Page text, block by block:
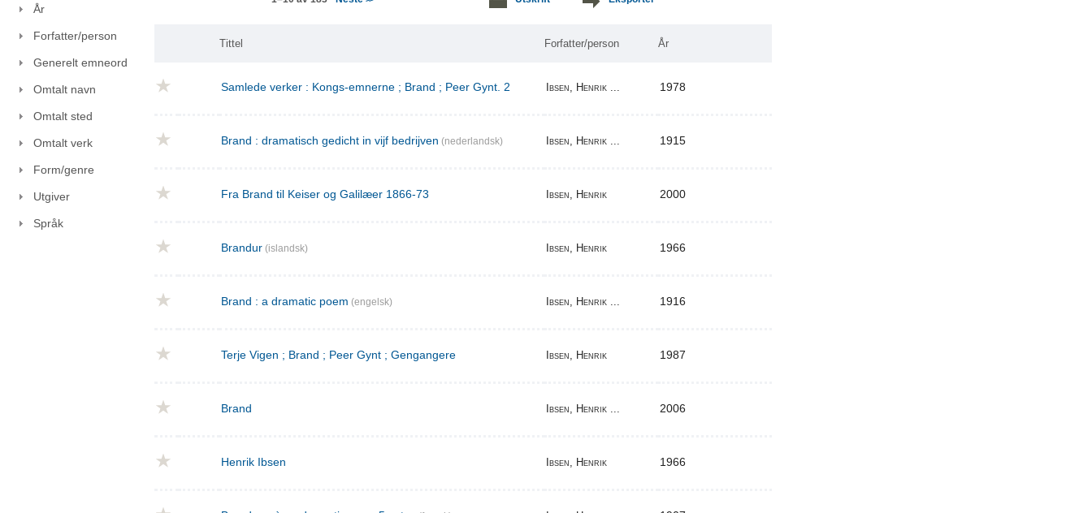
År
Forfatter/person
Generelt emneord
Omtalt navn
Omtalt sted
Omtalt verk
Form/genre
Utgiver
Språk
Tittel Forfatter/person År
Samlede verker : Kongs-emnerne ; Brand ; Peer Gynt. 2 Ibsen, Henrik ... 1978
Brand : dramatisch gedicht in vijf bedrijven (nederlandsk) Ibsen, Henrik ... 1915
Fra Brand til Keiser og Galilæer 1866-73 Ibsen, Henrik 2000
Brandur (islandsk) Ibsen, Henrik 1966
Brand : a dramatic poem (engelsk) Ibsen, Henrik ... 1916
Terje Vigen ; Brand ; Peer Gynt ; Gengangere Ibsen, Henrik 1987
Brand Ibsen, Henrik ... 2006
Henrik Ibsen Ibsen, Henrik 1966